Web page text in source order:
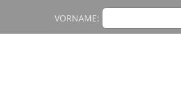
VORNAME: